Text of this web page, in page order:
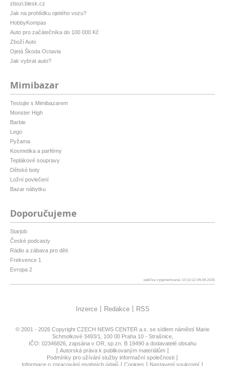
zbozi.blesk.cz
Jak na prohlídku ojetého vozu?
HobbyKompas
Auto pro začátečníka do 100 000 Kč
Zboží Auto
Ojetá Škoda Octavia
Jak vybrat auto?
Mimibazar
Testujte s Mimibazarem
Monster High
Barbie
Lego
Pyžama
Kosmetika a parfémy
Teplákové soupravy
Dětské boty
Ložní povlečení
Bazar nábytku
Doporučujeme
Starjob
České podcasty
Rádio a zábava pro děti
Frekvence 1
Evropa 2
patička vygenerovaná: 10:10:12 09.08.2026
Inzerce Redakce RSS
© 2001 - 2026 Copyright CZECH NEWS CENTER a.s. se sídlem náměstí Marie
Schmolkové 3493/1, 100 00 Praha 10 - Strašnice,
IČO: 02346826, zapsána v OR, sp.zn. B 19490 a dodavatelé obsahu
Autorská práva k publikovaným materiálům
Podmínky pro užívání služby informační společnosti
Informace o zpracování osobních údajů
Cookies Nastavení soukromí